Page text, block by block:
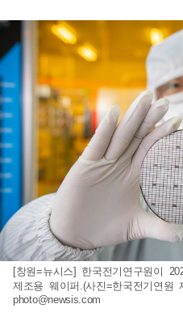
[창원=뉴시스] 한국전기연구원이
제조용 웨이퍼.(사진=한국전기연원
photo@newsis.com